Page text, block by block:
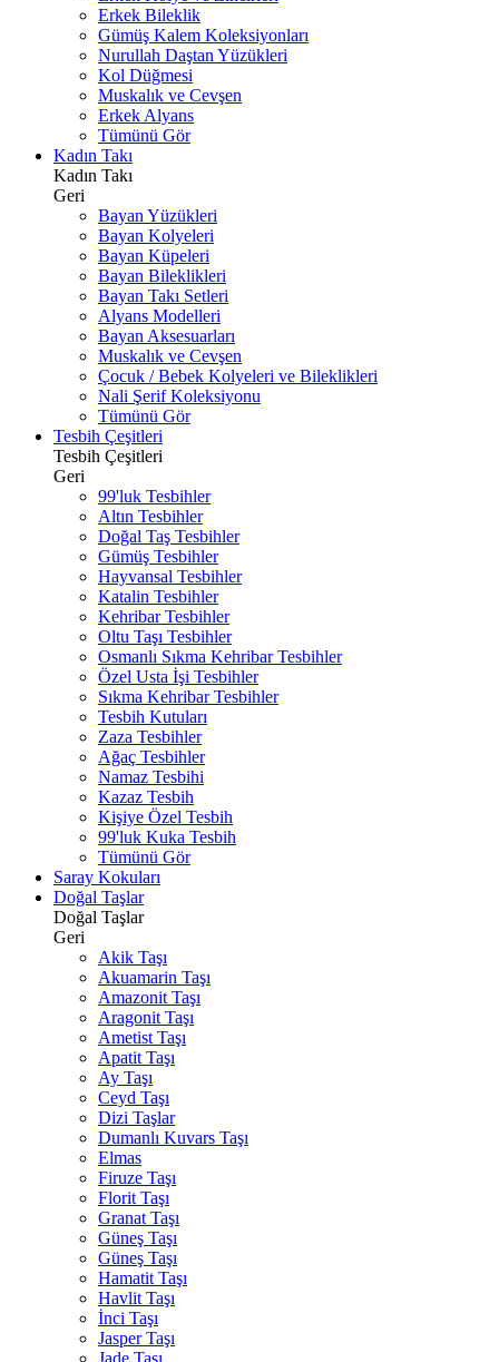
Erkek Bileklik
Gümüş Kalem Koleksiyonları
Nurullah Daştan Yüzükleri
Kol Düğmesi
Muskalık ve Cevşen
Erkek Alyans
Tümünü Gör
Kadın Takı
Kadın Takı
Geri
Bayan Yüzükleri
Bayan Kolyeleri
Bayan Küpeleri
Bayan Bileklikleri
Bayan Takı Setleri
Alyans Modelleri
Bayan Aksesuarları
Muskalık ve Cevşen
Çocuk / Bebek Kolyeleri ve Bileklikleri
Nali Şerif Koleksiyonu
Tümünü Gör
Tesbih Çeşitleri
Tesbih Çeşitleri
Geri
99'luk Tesbihler
Altın Tesbihler
Doğal Taş Tesbihler
Gümüş Tesbihler
Hayvansal Tesbihler
Katalin Tesbihler
Kehribar Tesbihler
Oltu Taşı Tesbihler
Osmanlı Sıkma Kehribar Tesbihler
Özel Usta İşi Tesbihler
Sıkma Kehribar Tesbihler
Tesbih Kutuları
Zaza Tesbihler
Ağaç Tesbihler
Namaz Tesbihi
Kazaz Tesbih
Kişiye Özel Tesbih
99'luk Kuka Tesbih
Tümünü Gör
Saray Kokuları
Doğal Taşlar
Doğal Taşlar
Geri
Akik Taşı
Akuamarin Taşı
Amazonit Taşı
Aragonit Taşı
Ametist Taşı
Apatit Taşı
Ay Taşı
Ceyd Taşı
Dizi Taşlar
Dumanlı Kuvars Taşı
Elmas
Firuze Taşı
Florit Taşı
Granat Taşı
Güneş Taşı
Güneş Taşı
Hamatit Taşı
Havlit Taşı
İnci Taşı
Jasper Taşı
Jade Taşı